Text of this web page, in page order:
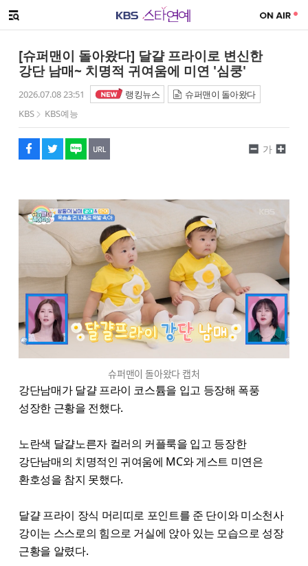
메뉴 열기
[슈퍼맨이 돌아왔다] 달걀 프라이로 변신한
강단 남매~ 치명적 귀여움에 미연 '심쿵'
2026.07.08 23:51 랭킹뉴스
슈퍼맨이 돌아왔다
KBS
KBS예능
페이스북
트위터
네이버
URL복사
글씨 작게보기
가
글씨 크게보기
슈퍼맨이 돌아왔다 캡처
강단남매가 달걀 프라이 코스튬을 입고 등장해 폭풍
성장한 근황을 전했다.
노란색 달걀노른자 컬러의 커플룩을 입고 등장한
강단남매의 치명적인 귀여움에 MC와 게스트 미연은
환호성을 참지 못했다.
달걀 프라이 장식 머리띠로 포인트를 준 단이와 미소천사
강이는 스스로의 힘으로 거실에 앉아 있는 모습으로 성장
근황을 알렸다.